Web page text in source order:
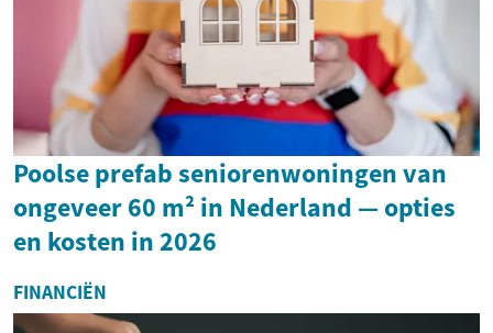
Poolse prefab seniorenwoningen van
ongeveer 60 m² in Nederland — opties
en kosten in 2026
FINANCIËN